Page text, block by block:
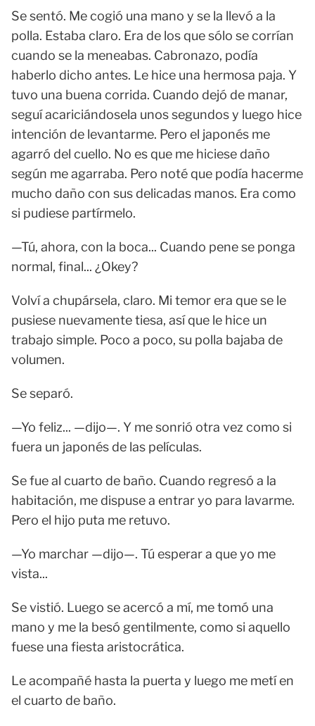
Se sentó. Me cogió una mano y se la llevó a la
polla. Estaba claro. Era de los que sólo se corrían
cuando se la meneabas. Cabronazo, podía
haberlo dicho antes. Le hice una hermosa paja. Y
tuvo una buena corrida. Cuando dejó de manar,
seguí acariciándosela unos segundos y luego hice
intención de levantarme. Pero el japonés me
agarró del cuello. No es que me hiciese daño
según me agarraba. Pero noté que podía hacerme
mucho daño con sus delicadas manos. Era como
si pudiese partírmelo.
—Tú, ahora, con la boca... Cuando pene se ponga
normal, final... ¿Okey?
Volví a chupársela, claro. Mi temor era que se le
pusiese nuevamente tiesa, así que le hice un
trabajo simple. Poco a poco, su polla bajaba de
volumen.
Se separó.
—Yo feliz... —dijo—. Y me sonrió otra vez como si
fuera un japonés de las películas.
Se fue al cuarto de baño. Cuando regresó a la
habitación, me dispuse a entrar yo para lavarme.
Pero el hijo puta me retuvo.
—Yo marchar —dijo—. Tú esperar a que yo me
vista...
Se vistió. Luego se acercó a mí, me tomó una
mano y me la besó gentilmente, como si aquello
fuese una fiesta aristocrática.
Le acompañé hasta la puerta y luego me metí en
el cuarto de baño.